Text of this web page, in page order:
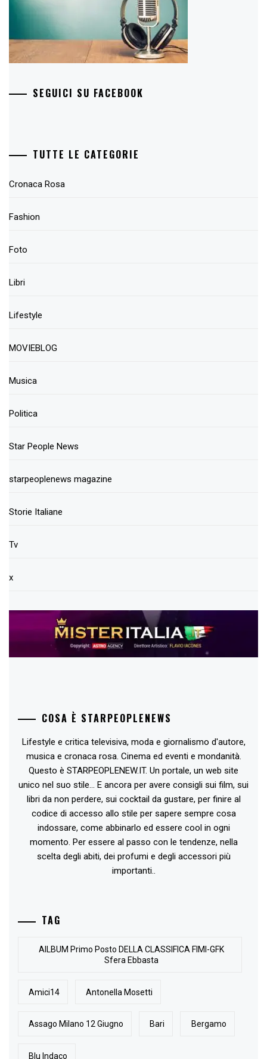
SEGUICI SU FACEBOOK
TUTTE LE CATEGORIE
Cronaca Rosa
Fashion
Foto
Libri
Lifestyle
MOVIEBLOG
Musica
Politica
Star People News
starpeoplenews magazine
Storie Italiane
Tv
x
COSA È STARPEOPLENEWS
Lifestyle e critica televisiva, moda e giornalismo d'autore,
musica e cronaca rosa. Cinema ed eventi e mondanità.
Questo è STARPEOPLENEW.IT. Un portale, un web site
unico nel suo stile... E ancora per avere consigli sui film, sui
libri da non perdere, sui cocktail da gustare, per finire al
codice di accesso allo stile per sapere sempre cosa
indossare, come abbinarlo ed essere cool in ogni
momento. Per essere al passo con le tendenze, nella
scelta degli abiti, dei profumi e degli accessori più
importanti..
TAG
AlLBUM Primo Posto DELLA CLASSIFICA FIMI-GFK
Sfera Ebbasta
Amici14 Antonella Mosetti
Assago Milano 12 Giugno Bari Bergamo
Blu Indaco